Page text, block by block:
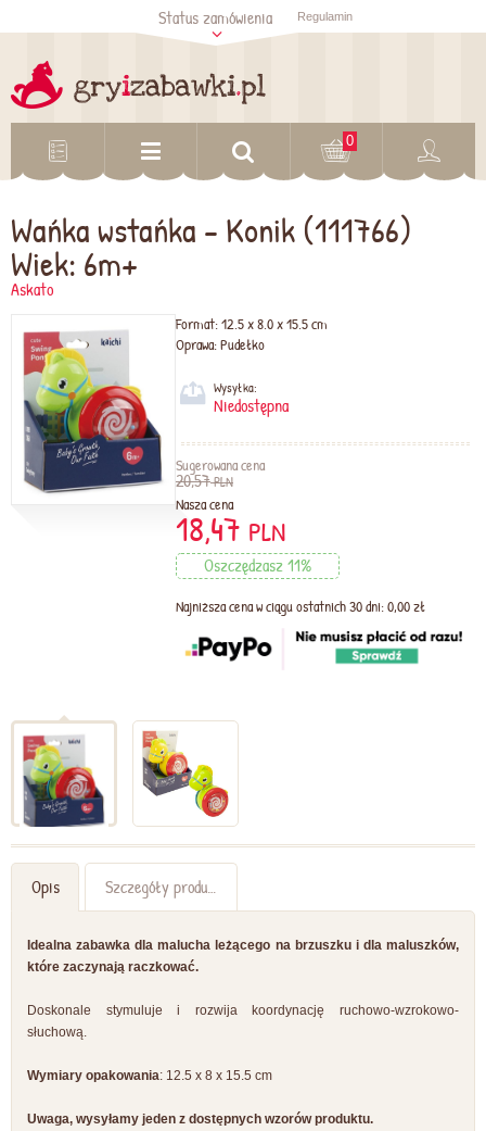
Sprawdź status
zamówienia
Status zamówienia Regulamin
0
Wańka wstańka - Konik (111766)
Wiek: 6m+
Askato
Format:12.5 x 8.0 x 15.5 cm
Oprawa:Pudełko
Wysyłka:
Niedostępna
Sugerowana cena
20,57PLN
Nasza cena
18,47 PLN
Oszczędzasz 11%
Najniższa cena w ciągu ostatnich 30 dni: 0,00 zł
Opis Szczegóły produktu
Idealna zabawka dla malucha leżącego na brzuszku i dla maluszków,
które zaczynają raczkować.
Doskonale stymuluje i rozwija koordynację ruchowo-wzrokowo-
słuchową.
Wymiary opakowania: 12.5 x 8 x 15.5 cm
Uwaga, wysyłamy jeden z dostępnych wzorów produktu.